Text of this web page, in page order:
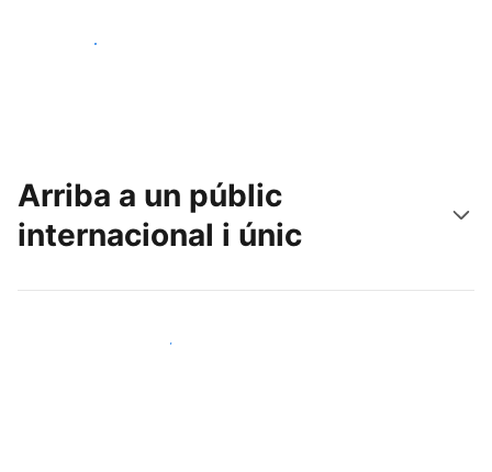
Comença avui
Arriba a un públic
internacional i únic
Arriba a nous clients avui mateix